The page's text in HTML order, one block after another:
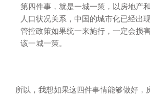
第四件事，就是一城一策，以房地产
人口状况关系，中国的城市化已经出
管控政策如果统一来施行，一定会损
该一城一策。
所以，我想如果这四件事情能够做好，